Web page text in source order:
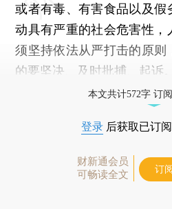
或者有毒、有害食品以及
动具有严重的社会危害性
须坚持依法从严打击的原
的要坚决、及时批捕、起诉。
本文共计572字 订
登录 后获取已订
财新通会员
可畅读全文
订